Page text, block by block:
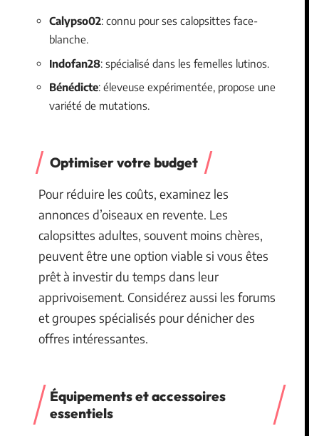
Calypso02: connu pour ses calopsittes face-
blanche.
Indofan28: spécialisé dans les femelles lutinos.
Bénédicte: éleveuse expérimentée, propose une
variété de mutations.
Optimiser votre budget
Pour réduire les coûts, examinez les
annonces d’oiseaux en revente. Les
calopsittes adultes, souvent moins chères,
peuvent être une option viable si vous êtes
prêt à investir du temps dans leur
apprivoisement. Considérez aussi les forums
et groupes spécialisés pour dénicher des
offres intéressantes.
Équipements et accessoires
essentiels